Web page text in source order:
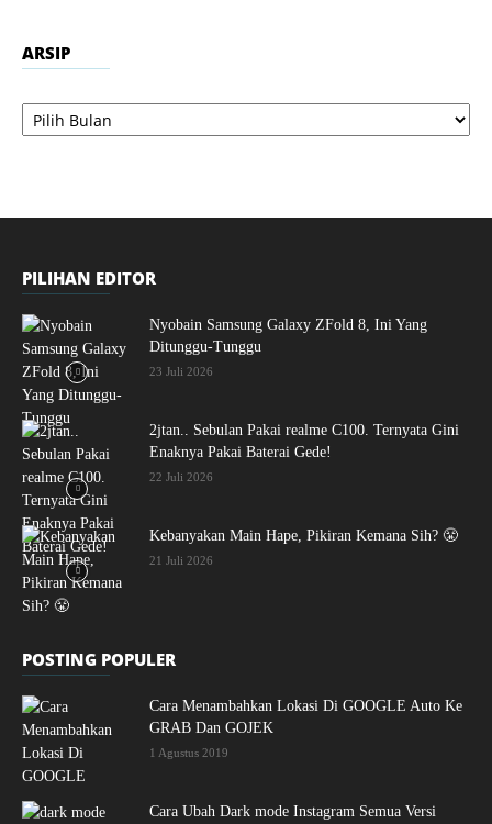
ARSIP
Arsip
PILIHAN EDITOR
Nyobain Samsung Galaxy ZFold 8, Ini Yang
Ditunggu-Tunggu
23 Juli 2026
2jtan.. Sebulan Pakai realme C100. Ternyata Gini
Enaknya Pakai Baterai Gede!
22 Juli 2026
Kebanyakan Main Hape, Pikiran Kemana Sih? 😤
21 Juli 2026
POSTING POPULER
Cara Menambahkan Lokasi Di GOOGLE Auto Ke
GRAB Dan GOJEK
1 Agustus 2019
Cara Ubah Dark mode Instagram Semua Versi